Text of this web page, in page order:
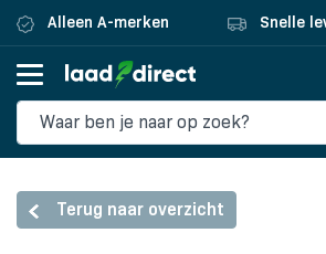
Alleen A-merken Snelle
Terug naar overzicht